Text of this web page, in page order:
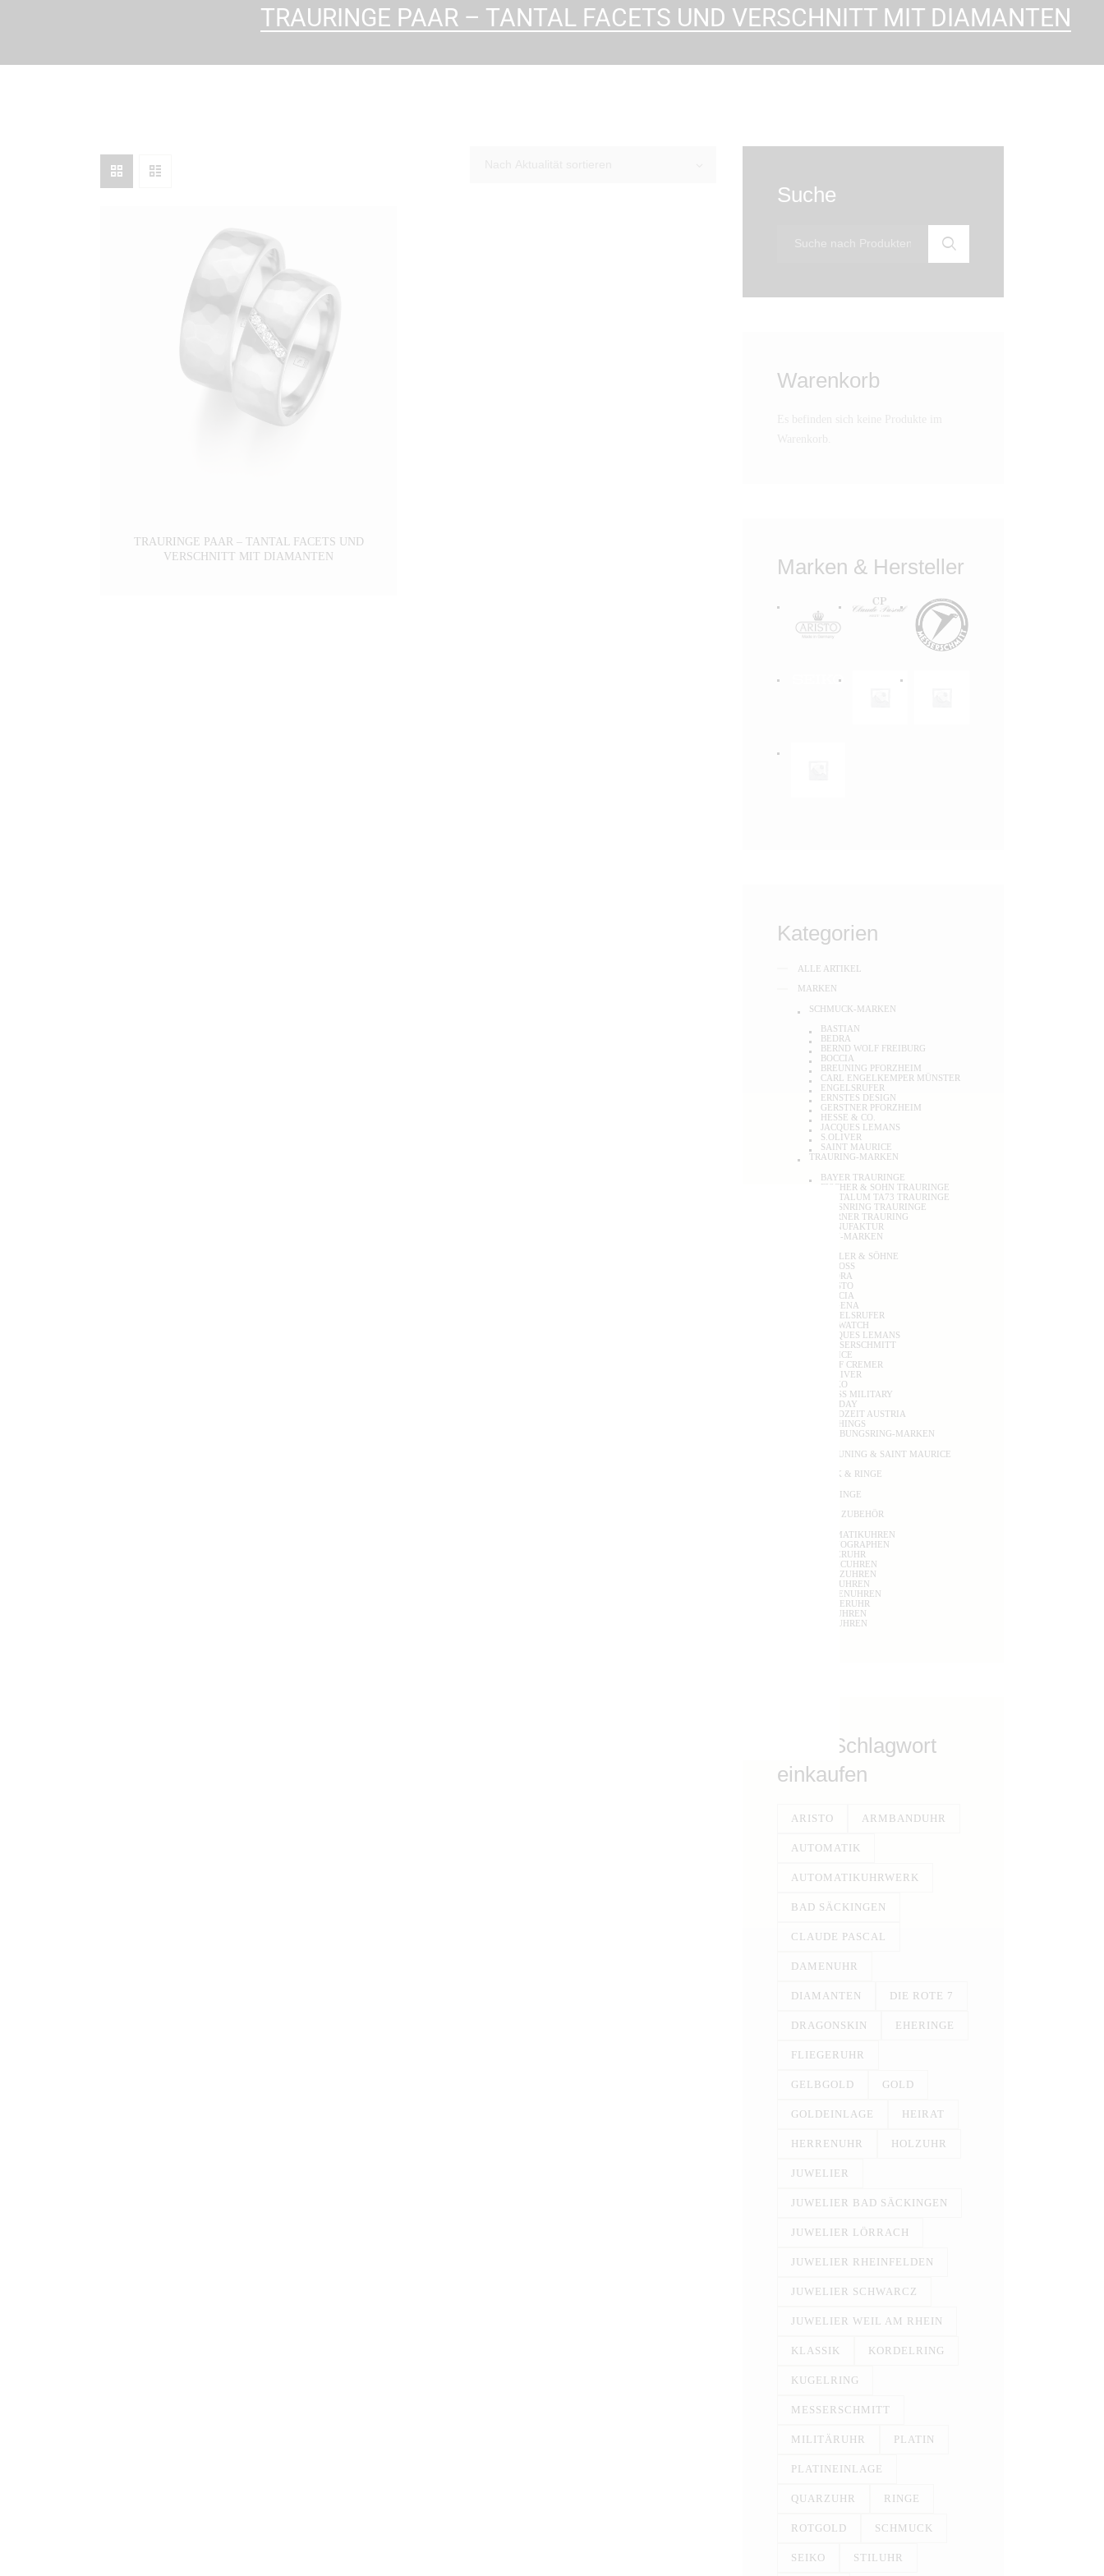
TRAURINGE PAAR – TANTAL FACETS UND VERSCHNITT MIT DIAMANTEN
TRAURINGE PAAR – TANTAL FACETS UND
VERSCHNITT MIT DIAMANTEN
Suche
Warenkorb
Marken & Hersteller
Kategorien
ALLE ARTIKEL
MARKEN
SCHMUCK-MARKEN
BASTIAN
BEDRA
BERND WOLF FREIBURG
BOCCIA
BREUNING PFORZHEIM
CARL ENGELKEMPER MÜNSTER
ENGELSRUFER
ERNSTES DESIGN
GERSTNER PFORZHEIM
HESSE & CO.
JACQUES LEMANS
S.OLIVER
SAINT MAURICE
TRAURING-MARKEN
BAYER TRAURINGE
FISCHER & SOHN TRAURINGE
TANTALUM TA73 TRAURINGE
WIESNRING TRAURINGE
WÖRNER TRAURING
MANUFAKTUR
UHREN-MARKEN
ABELER & SÖHNE
ACROSS
ADORA
ARISTO
BOCCIA
DUGENA
ENGELSRUFER
ICE WATCH
JACQUES LEMANS
MESSERSCHMITT
POLICE
ROLF CREMER
S.OLIVER
SEIKO
SWISS MILITARY
TEKDAY
WAIDZEIT AUSTRIA
WITHINGS
VERLOBUNGSRING-MARKEN
BREUNING & SAINT MAURICE
SCHMUCK & RINGE
TRAURINGE
UHREN & ZUBEHÖR
AUTOMATIKUHREN
CHRONOGRAPHEN
FLIEGERUHR
KINETICUHREN
QUARTZUHREN
SOLARUHREN
TASCHENUHREN
TAUCHERUHR
TISCHUHREN
WANDUHREN
Nach Schlagwort
einkaufen
ARISTO ARMBANDUHR
AUTOMATIK
AUTOMATIKUHRWERK
BAD SÄCKINGEN
CLAUDE PASCAL
DAMENUHR
DIAMANTEN DIE ROTE 7
DRAGONSKIN EHERINGE
FLIEGERUHR
GELBGOLD GOLD
GOLDEINLAGE HEIRAT
HERRENUHR HOLZUHR
JUWELIER
JUWELIER BAD SÄCKINGEN
JUWELIER LÖRRACH
JUWELIER RHEINFELDEN
JUWELIER SCHWARCZ
JUWELIER WEIL AM RHEIN
KLASSIK KORDELRING
KUGELRING
MESSERSCHMITT
MILITÄRUHR PLATIN
PLATINEINLAGE
QUARZUHR RINGE
ROTGOLD SCHMUCK
SEIKO STILUHR